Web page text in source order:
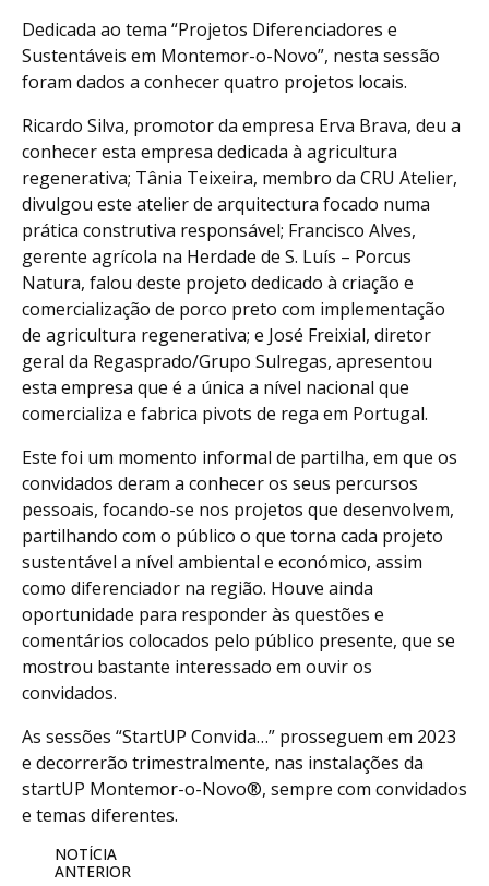
Dedicada ao tema “Projetos Diferenciadores e
Sustentáveis em Montemor-o-Novo”, nesta sessão
foram dados a conhecer quatro projetos locais.
Ricardo Silva, promotor da empresa Erva Brava, deu a
conhecer esta empresa dedicada à agricultura
regenerativa; Tânia Teixeira, membro da CRU Atelier,
divulgou este atelier de arquitectura focado numa
prática construtiva responsável; Francisco Alves,
gerente agrícola na Herdade de S. Luís – Porcus
Natura, falou deste projeto dedicado à criação e
comercialização de porco preto com implementação
de agricultura regenerativa; e José Freixial, diretor
geral da Regasprado/Grupo Sulregas, apresentou
esta empresa que é a única a nível nacional que
comercializa e fabrica pivots de rega em Portugal.
Este foi um momento informal de partilha, em que os
convidados deram a conhecer os seus percursos
pessoais, focando-se nos projetos que desenvolvem,
partilhando com o público o que torna cada projeto
sustentável a nível ambiental e económico, assim
como diferenciador na região. Houve ainda
oportunidade para responder às questões e
comentários colocados pelo público presente, que se
mostrou bastante interessado em ouvir os
convidados.
As sessões “StartUP Convida…” prosseguem em 2023
e decorrerão trimestralmente, nas instalações da
startUP Montemor-o-Novo®, sempre com convidados
e temas diferentes.
NOTÍCIA
ANTERIOR